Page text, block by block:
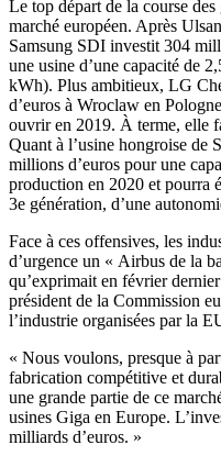
Le top départ de la course
marché européen. Après
Samsung SDI investit 304
une usine d’une capacité de
kWh). Plus ambitieux, LG
d’euros à Wroclaw en
ouvrir en 2019. À terme, elle
Quant à l’usine hongroise
millions d’euros pour une
production en 2020 et pourra
3e génération, d’une
Face à ces offensives, les
d’urgence un « Airbus de la
qu’exprimait en février
président de la Commission
l’industrie organisées par la
« Nous voulons, presque à
fabrication compétitive et
une grande partie de ce
usines Giga en Europe.
milliards d’euros. »